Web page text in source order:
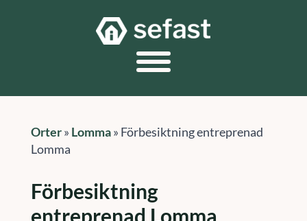
Orter» Lomma» Förbesiktning entreprenad
Lomma
Förbesiktning
entreprenad Lomma